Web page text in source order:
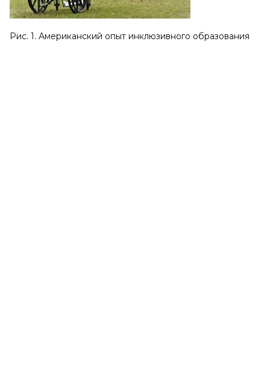
Рис. 1. Американский опыт инклюзивного образования